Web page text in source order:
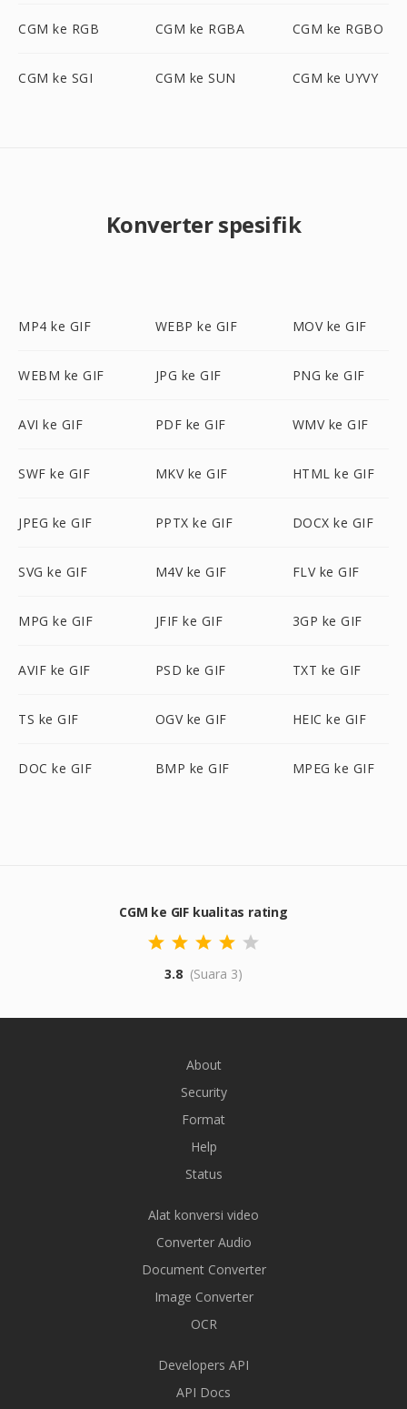
CGM ke RGB CGM ke RGBA CGM ke RGBO
CGM ke SGI CGM ke SUN CGM ke UYVY
Konverter spesifik
MP4 ke GIF WEBP ke GIF MOV ke GIF
WEBM ke GIF JPG ke GIF PNG ke GIF
AVI ke GIF PDF ke GIF WMV ke GIF
SWF ke GIF MKV ke GIF HTML ke GIF
JPEG ke GIF PPTX ke GIF DOCX ke GIF
SVG ke GIF M4V ke GIF FLV ke GIF
MPG ke GIF JFIF ke GIF 3GP ke GIF
AVIF ke GIF PSD ke GIF TXT ke GIF
TS ke GIF OGV ke GIF HEIC ke GIF
DOC ke GIF BMP ke GIF MPEG ke GIF
CGM ke GIF kualitas rating
3.8 (Suara 3)
About
Security
Format
Help
Status
Alat konversi video
Converter Audio
Document Converter
Image Converter
OCR
Developers API
API Docs